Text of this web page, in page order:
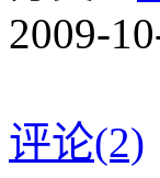
2009-
评论(2)